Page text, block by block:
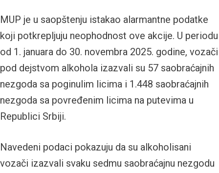
MUP je u saopštenju istakao alarmantne podatke
koji potkrepljuju neophodnost ove akcije. U periodu
od 1. januara do 30. novembra 2025. godine, vozači
pod dejstvom alkohola izazvali su 57 saobraćajnih
nezgoda sa poginulim licima i 1.448 saobraćajnih
nezgoda sa povređenim licima na putevima u
Republici Srbiji.
Navedeni podaci pokazuju da su alkoholisani
vozači izazvali svaku sedmu saobraćajnu nezgodu